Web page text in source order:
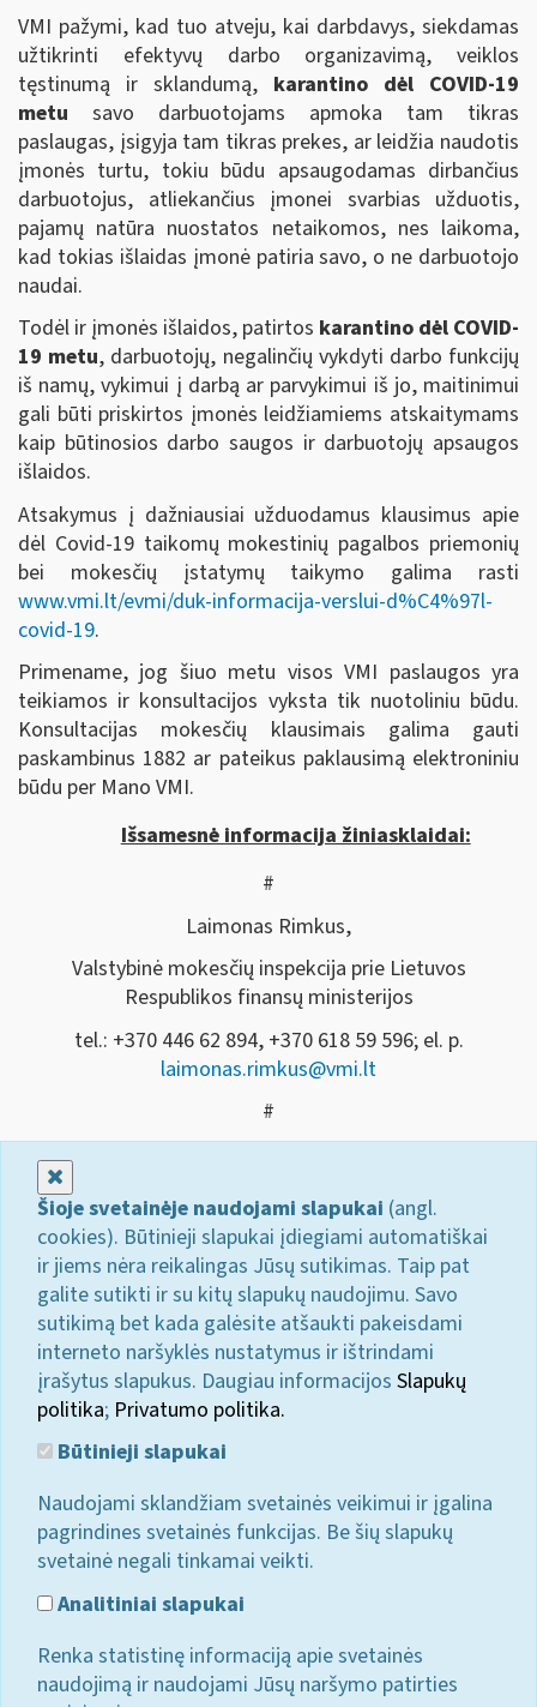
VMI pažymi, kad tuo atveju, kai darbdavys, siekdamas
užtikrinti efektyvų darbo organizavimą, veiklos
tęstinumą ir sklandumą, karantino dėl COVID-19
metu savo darbuotojams apmoka tam tikras
paslaugas, įsigyja tam tikras prekes, ar leidžia naudotis
įmonės turtu, tokiu būdu apsaugodamas dirbančius
darbuotojus, atliekančius įmonei svarbias užduotis,
pajamų natūra nuostatos netaikomos, nes laikoma,
kad tokias išlaidas įmonė patiria savo, o ne darbuotojo
naudai.
Todėl ir įmonės išlaidos, patirtos karantino dėl COVID-
19 metu, darbuotojų, negalinčių vykdyti darbo funkcijų
iš namų, vykimui į darbą ar parvykimui iš jo, maitinimui
gali būti priskirtos įmonės leidžiamiems atskaitymams
kaip būtinosios darbo saugos ir darbuotojų apsaugos
išlaidos.
Atsakymus į dažniausiai užduodamus klausimus apie
dėl Covid-19 taikomų mokestinių pagalbos priemonių
bei mokesčių įstatymų taikymo galima rasti
www.vmi.lt/evmi/duk-informacija-verslui-d%C4%97l-
covid-19.
Primename, jog šiuo metu visos VMI paslaugos yra
teikiamos ir konsultacijos vyksta tik nuotoliniu būdu.
Konsultacijas mokesčių klausimais galima gauti
paskambinus 1882 ar pateikus paklausimą elektroniniu
būdu per Mano VMI.
Išsamesnė informacija žiniasklaidai:
#
Laimonas Rimkus,
Valstybinė mokesčių inspekcija prie Lietuvos
Respublikos finansų ministerijos
tel.: +370 446 62 894, +370 618 59 596; el. p.
laimonas.rimkus@vmi.lt
#
Šioje svetainėje naudojami slapukai (angl.
cookies). Būtinieji slapukai įdiegiami automatiškai
ir jiems nėra reikalingas Jūsų sutikimas. Taip pat
galite sutikti ir su kitų slapukų naudojimu. Savo
sutikimą bet kada galėsite atšaukti pakeisdami
interneto naršyklės nustatymus ir ištrindami
įrašytus slapukus. Daugiau informacijos Slapukų
politika; Privatumo politika.
Būtinieji slapukai
Naudojami sklandžiam svetainės veikimui ir įgalina
pagrindines svetainės funkcijas. Be šių slapukų
svetainė negali tinkamai veikti.
Analitiniai slapukai
Renka statistinę informaciją apie svetainės
naudojimą ir naudojami Jūsų naršymo patirties